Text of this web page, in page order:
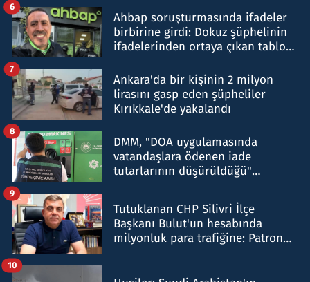
Ahbap soruşturmasında ifadeler
birbirine girdi: Dokuz şüphelinin
ifadelerinden ortaya çıkan tablo
6
Ankara'da bir kişinin 2 milyon
lirasını gasp eden şüpheliler
Kırıkkale'de yakalandı
7
DMM, "DOA uygulamasında
vatandaşlara ödenen iade
tutarlarının düşürüldüğü"
8
Tutuklanan CHP Silivri İlçe
Başkanı Bulut'un hesabında
milyonluk para trafiğine: Patron
9
10